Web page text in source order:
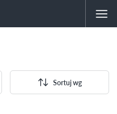
Sortuj wg